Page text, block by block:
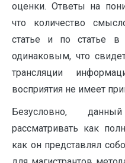
оценки. Ответы на
что количество
статье и по статье в
одинаковым, что
трансляции
восприятия не имеет
Безусловно,
рассматривать как
как он представлял